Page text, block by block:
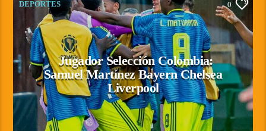
DEPORTES 0
Jugador Selección Colombia:
Samuel Martínez Bayern Chelsea
Liverpool